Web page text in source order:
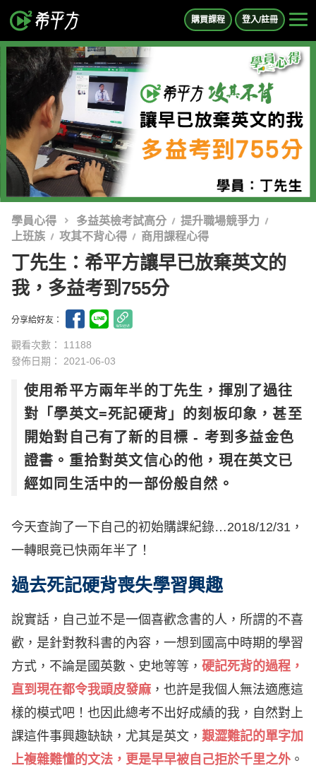
購買課程 登入/註冊
學員心得 多益英檢考試高分
提升職場競爭力
上班族
攻其不背心得 商用課程心得
丁先生：希平方讓早已放棄英文的
我，多益考到755分
分享給好友：
觀看次數： 11188
發佈日期： 2021-06-03
使用希平方兩年半的丁先生，揮別了過往
對「學英文=死記硬背」的刻板印象，甚至
開始對自己有了新的目標 - 考到多益金色
證書。重拾對英文信心的他，現在英文已
經如同生活中的一部份般自然。
今天查詢了一下自己的初始購課紀錄…2018/12/31，
一轉眼竟已快兩年半了！
過去死記硬背喪失學習興趣
說實話，自己並不是一個喜歡念書的人，所謂的不喜
歡，是針對教科書的內容，一想到國高中時期的學習
方式，不論是國英數、史地等等， 硬記死背的過程，
直到現在都令我頭皮發麻 ，也許是我個人無法適應這
樣的模式吧！也因此總考不出好成績的我，自然對上
課這件事興趣缺缺，尤其是英文， 艱澀難記的單字加
上複雜難懂的文法，更是早早被自己拒於千里之外 。